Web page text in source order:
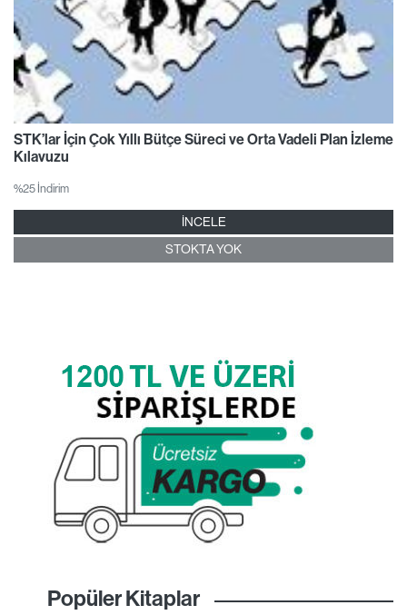
STK’lar İçin Çok Yıllı Bütçe Süreci ve Orta Vadeli Plan İzleme
Kılavuzu
%25 İndirim
İNCELE
STOKTA YOK
Popüler Kitaplar